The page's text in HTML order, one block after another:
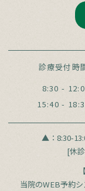
診療受付時
8:30 -
15:40 -
▲：8:30-
[休
当院のWEB予約